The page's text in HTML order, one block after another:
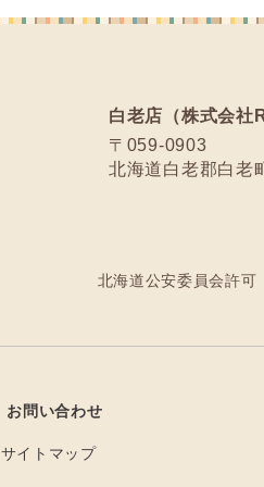
白老店（株式
〒059-0903
北海道白老郡白老
北海道公安委員会許
お問い合わせ
サイトマップ